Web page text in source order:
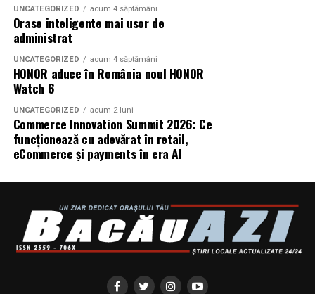
Producător asociat: MAGNETIC MEDIA PRODUCTIONS
Producător: Claudiu Boboc
Producător executiv: Adela Mara
Manager producție: Iulia Cezara Roșu
Casting: ELEPHANT MEDIA
Co-finanțatori:C&C HOUSE RESIDENCE, S&I BEST
CORPORATION WEB DESIGN, CLIMA FREON
Sponsori: CLINICA RMN TINERETULUI; CLINICA
IMAMED; OMV PETROM; MIKO BEAUTY PALACE;
ȘERBAN & ASOCIAȚII; ESTEEM BODY SCULPT & SPA;
UNCATEGORIZED acum 4 săptămâni
Orase inteligente mai usor de
administrat
UNCATEGORIZED acum 4 săptămâni
HONOR aduce în România noul HONOR
Watch 6
UNCATEGORIZED acum 2 luni
Commerce Innovation Summit 2026: Ce
funcționează cu adevărat în retail,
eCommerce și payments în era AI